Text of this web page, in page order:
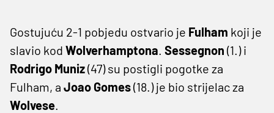
Gostujuću 2-1 pobjedu ostvario je Fulham koji je
slavio kod Wolverhamptona. Sessegnon (1.) i
Rodrigo Muniz(47) su postigli pogotke za
Fulham, a Joao Gomes(18.) je bio strijelac za
Wolvese.